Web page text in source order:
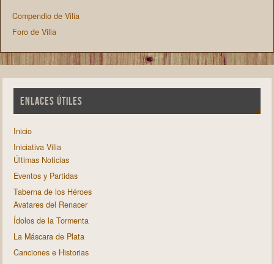
Compendio de Vilia
Foro de Vilia
ENLACES ÚTILES
Inicio
Iniciativa Vilia
Últimas Noticias
Eventos y Partidas
Taberna de los Héroes
Avatares del Renacer
Ídolos de la Tormenta
La Máscara de Plata
Canciones e Historias